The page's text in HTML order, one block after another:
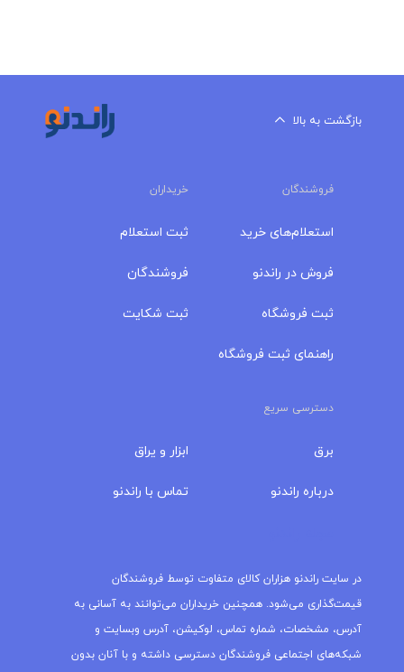
بازگشت به بالا
فروشندگان خریداران
استعلام‌های خرید
فروش در راندنو
ثبت فروشگاه
راهنمای ثبت فروشگاه
ثبت استعلام
فروشندگان
ثبت شکایت
دسترسی سریع
برق
درباره‌ راندنو
ابزار و یراق
تماس با راندنو
در سایت راندنو هزاران کالای متفاوت توسط فروشندگان
قیمت‌گذاری می‌شود. همچنین خریداران می‌توانند به آسانی به
آدرس، مشخصات، شماره تماس، لوکیشن، آدرس وبسایت و
شبکه‌های اجتماعی فروشندگان دسترسی داشته و با آنان بدون